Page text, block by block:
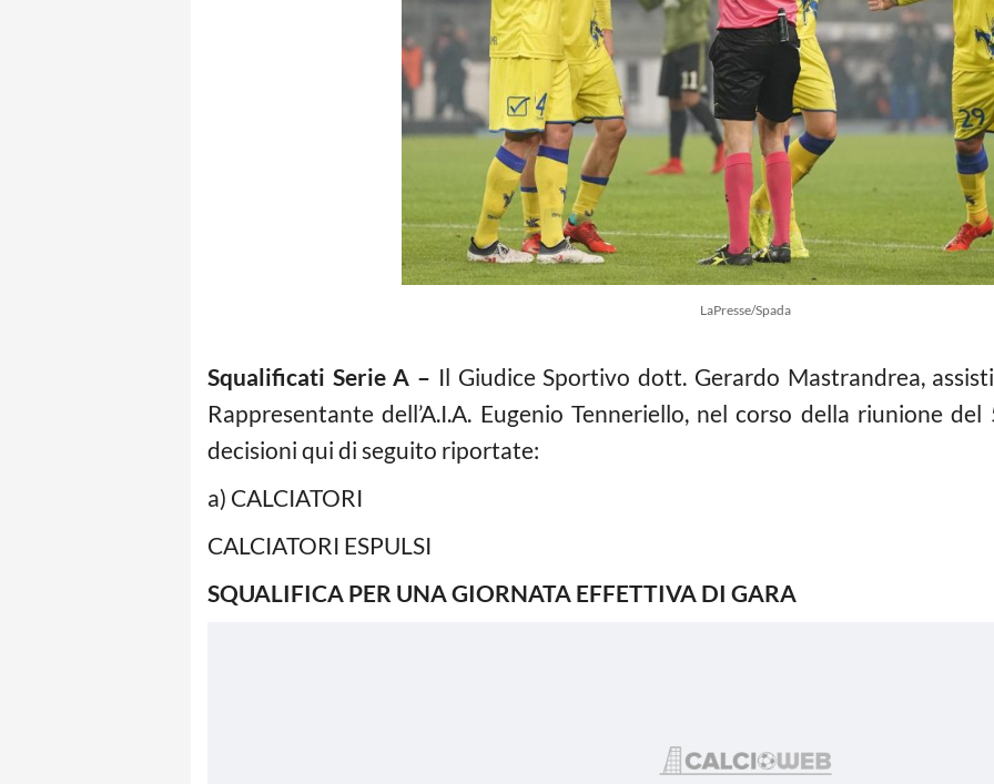
LaPresse/Spada
Squalificati Serie A – Il Giudice Sportivo dott. Gerardo Mastrandrea,
Rappresentante dell’A.I.A. Eugenio Tenneriello, nel corso della riunione
decisioni qui di seguito riportate:
a) CALCIATORI
CALCIATORI ESPULSI
SQUALIFICA PER UNA GIORNATA EFFETTIVA DI GARA